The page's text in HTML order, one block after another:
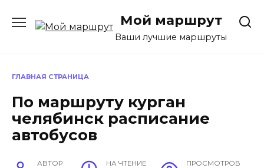
содержанию
Мой маршрут
Ваши лучшие маршруты
ГЛАВНАЯ СТРАНИЦА
По маршруту курган
челябинск расписание
автобусов
АВТОР НА ЧТЕНИЕ ПРОСМОТРОВ